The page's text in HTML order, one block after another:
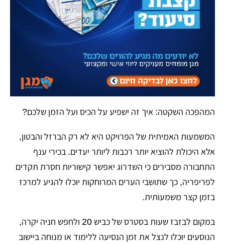
​המהפכה השקטה: איך זה ישפיע על הכיס ועל הזמן שלכם?
​המשמעות האמיתית של הפרויקט היא לא רק הברזל והבטון,
אלא היכולת להוציא יותר רכבות ליותר יעדים. בכירי ענף
התחבורה מסבירים כי השדרוג יאפשר קישוריות חסרת תקדים
לפריפריה, כך שתושבי הערים המרוחקות יוכלו להגיע למרכז
בזמן קצר משמעותית.
​במקום לבזבז שעות בסטרס של כביש 20 ולחפש חניה יקרה,
הנוסעים יוכלו לנצל את זמן הנסיעה ללימוד או מנוחה ביישוב